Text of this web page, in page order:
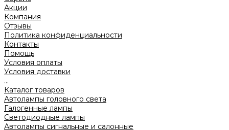
Акции
Компания
Отзывы
Политика конфиденциальности
Контакты
Помощь
Условия оплаты
Условия доставки
...
Каталог товаров
Автолампы головного света
Галогенные лампы
Светодиодные лампы
Автолампы сигнальные и салонные